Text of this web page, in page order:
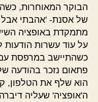
הבוקר המאוחרות,
של אסנת- 'אהבתי אבל
מתמקדת באופציה
על עוד עשרות הודעות
כשהתיישב במרפסת
פתאום נזכר בהודעה
הוא שלף את הטלפון,
ה'אופציה' שעליה